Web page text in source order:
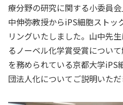
療分野の研究に関する小委員
中伸弥教授からiPS細胞ストッ
リングいたしました。山中先
るノーベル化学賞受賞につい
を務められている京都大学iPS
団法人化についてご説明いただ